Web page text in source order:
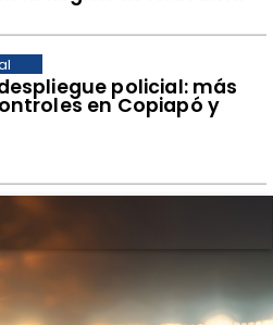
policial: más
en Copiapó y